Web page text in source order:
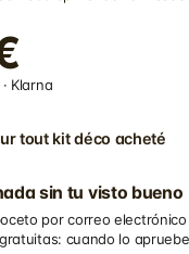
Klarna
tout kit déco acheté
sin tu visto bueno
por correo
cuando lo